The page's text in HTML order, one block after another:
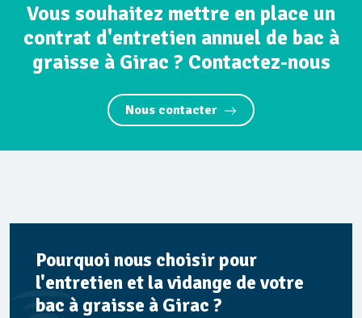
Vous souhaitez mettre en place un
contrat d'entretien annuel de bac à
graisse à Girac ? Contactez-nous
Nous contacter
Pourquoi nous choisir pour
l'entretien et la vidange de votre
bac à graisse à Girac ?